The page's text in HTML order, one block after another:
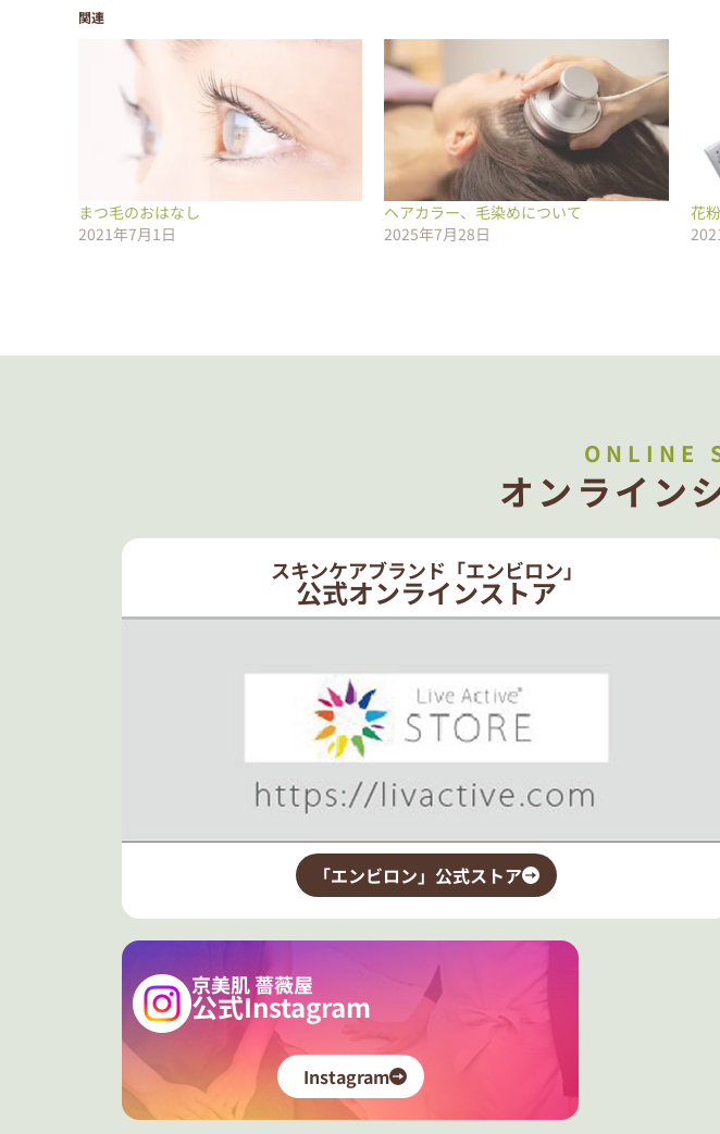
関連
まつ毛のおはなし
2021年7月1日
ヘアカラー、毛染めについて
2025年7月28日
花
ONLINE
オンライン
スキンケアブランド「エンビロン」
公式オンラインストア
「エンビロン」公式ストア
京美肌 薔薇屋
公式Instagram
Instagram